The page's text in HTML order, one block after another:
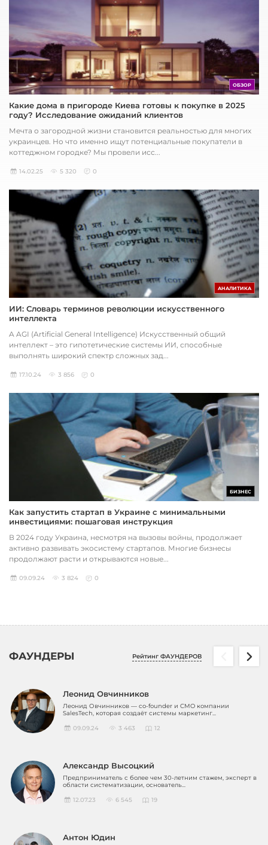
ОБЗОР
Какие дома в пригороде Киева готовы к покупке в 2025
году? Исследование ожиданий клиентов
Мечта о загородной жизни становится реальностью для многих
украинцев. Но что именно ищут потенциальные покупатели в
коттеджном городке? Мы провели исс...
14.02.25 5 320 0
АНАЛИТИКА
ИИ: Словарь терминов революции искусственного
интеллекта
A AGI (Artificial General Intelligence) Искусственный общий
интеллект – это гипотетические системы ИИ, способные
выполнять широкий спектр сложных зад...
17.10.24 3 856 0
БИЗНЕС
Как запустить стартап в Украине с минимальными
инвестициями: пошаговая инструкция
В 2024 году Украина, несмотря на вызовы войны, продолжает
активно развивать экосистему стартапов. Многие бизнесы
продолжают расти и открываются новые...
09.09.24 3 824 0
ФАУНДЕРЫ Рейтинг ФАУНДЕРОВ
Леонид Овчинников
Леонид Овчинников — co-founder и CMO компании
SalesTech, которая создаёт системы маркетинг...
09.09.24
3 463 12
Александр Высоцкий
Предприниматель с более чем 30-летним стажем, эксперт в
области систематизации, основатель...
12.07.23
6 545 19
Антон Юдин